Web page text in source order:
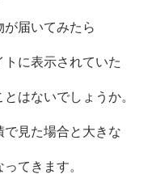
が届いてみたら
に表示されていた
はないでしょうか。
見た場合と大きな
てきます。